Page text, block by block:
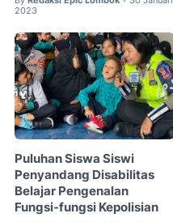
2023
Puluhan Siswa Siswi
Penyandang Disabilitas
Belajar Pengenalan
Fungsi-fungsi Kepolisian